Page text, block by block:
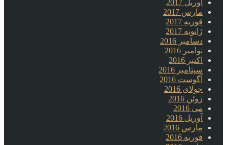
آوریل 2017
مارس 2017
فوریه 2017
ژانویه 2017
دسامبر 2016
نوامبر 2016
اکتبر 2016
سپتامبر 2016
آگوست 2016
جولای 2016
ژوئن 2016
می 2016
آوریل 2016
مارس 2016
فوریه 2016